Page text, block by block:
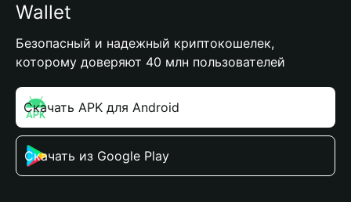
Wallet
Безопасный и надежный криптокошелек,
которому доверяют 40 млн пользователей
Скачать APK для Android
Скачать из Google Play